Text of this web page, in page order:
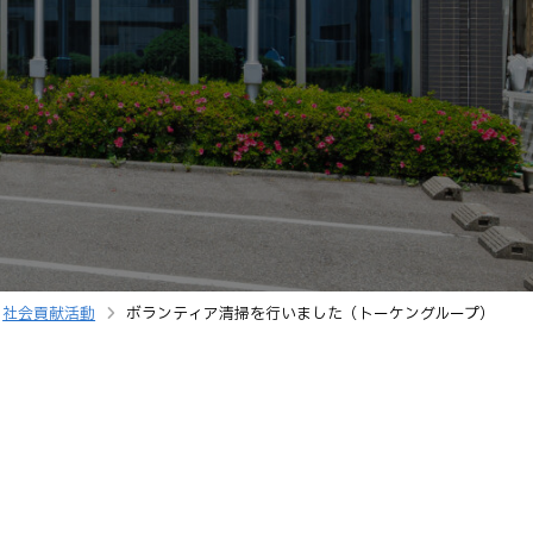
社会貢献活動 ボランティア清掃を行いました（トーケングループ）